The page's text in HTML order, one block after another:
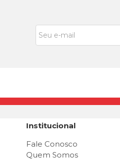
Institucional
Fale Conosco
Quem Somos